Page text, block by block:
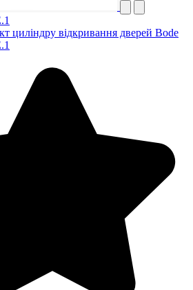
циліндру відкривання дверей Bode